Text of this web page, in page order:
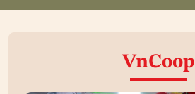
VnCoop